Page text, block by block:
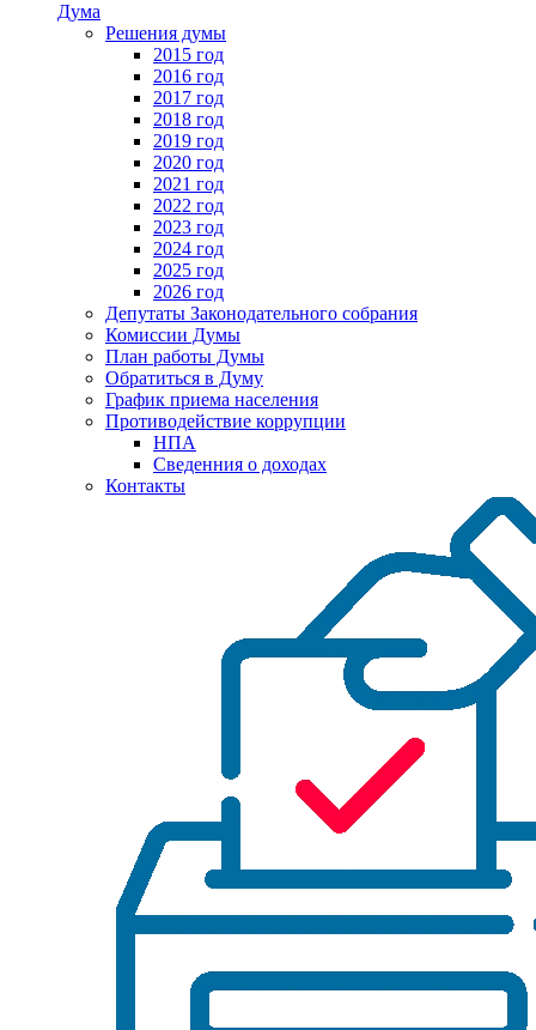
Дума
Решения думы
2015 год
2016 год
2017 год
2018 год
2019 год
2020 год
2021 год
2022 год
2023 год
2024 год
2025 год
2026 год
Депутаты Законодательного собрания
Комиссии Думы
План работы Думы
Обратиться в Думу
График приема населения
Противодействие коррупции
НПА
Сведенния о доходах
Контакты